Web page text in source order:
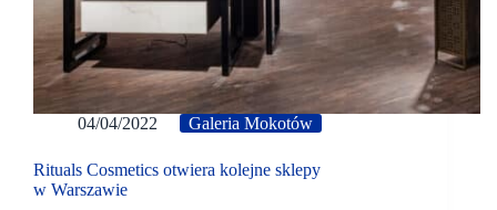
04/04/2022 Galeria Mokotów
Rituals Cosmetics otwiera kolejne sklepy
w Warszawie